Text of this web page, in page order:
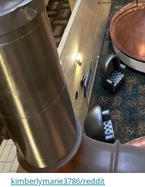
kimberlymarie3786/reddit